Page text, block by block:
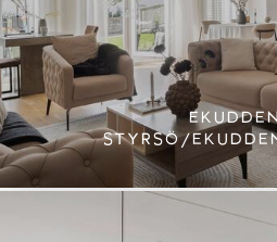
STYRSÖ/